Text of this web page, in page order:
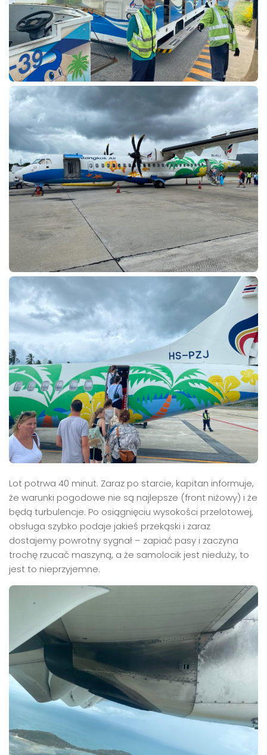
Lot potrwa 40 minut. Zaraz po starcie, kapitan informuje,
że warunki pogodowe nie są najlepsze (front niżowy) i że
będą turbulencje. Po osiągnięciu wysokości przelotowej,
obsługa szybko podaje jakieś przekąski i zaraz
dostajemy powrotny sygnał – zapiać pasy i zaczyna
trochę rzucać maszyną, a że samolocik jest nieduży, to
jest to nieprzyjemne.